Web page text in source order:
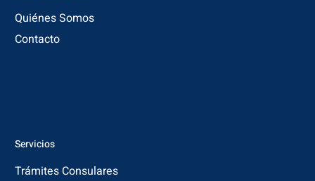
Quiénes Somos
Contacto
Servicios
Trámites Consulares